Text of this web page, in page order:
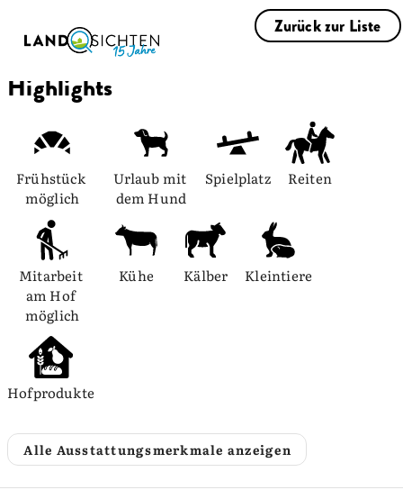
Zurück zur Liste
Highlights
Frühstück
möglich
Urlaub mit
dem Hund
Spielplatz Reiten
Mitarbeit
am Hof
möglich
Kühe Kälber Kleintiere
Hofprodukte
Alle Ausstattungsmerkmale anzeigen